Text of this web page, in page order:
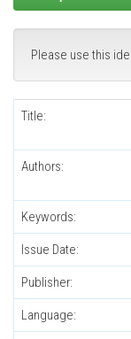
Please use this
Title:
Authors:
Keywords:
Issue Date:
Publisher:
Language: